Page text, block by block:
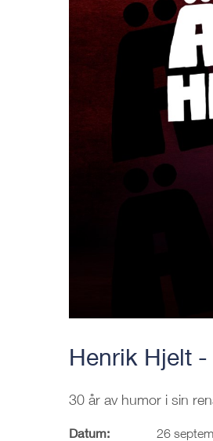
Henrik Hjelt
30 år av humor i sin
Datum: 26